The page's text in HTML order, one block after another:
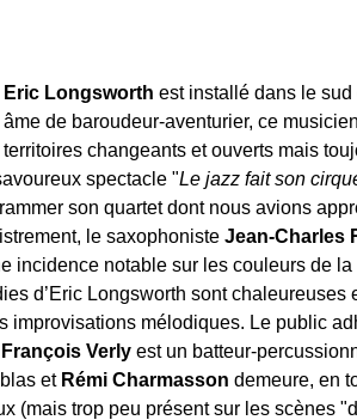
Eric Longsworth est installé dans le
de baroudeur-aventurier, ce
changeants et ouverts mais
spectacle "Le jazz fait son
son quartet dont nous avions
le saxophoniste Jean-Charles
incidence notable sur les couleurs de
d’Eric Longsworth sont chaleureuses
improvisations mélodiques. Le public
François Verly est un batteur-
et Rémi Charmasson demeure, en
(mais trop peu présent sur les scènes